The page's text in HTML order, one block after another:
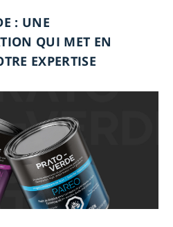
: UNE
QUI MET EN
EXPERTISE